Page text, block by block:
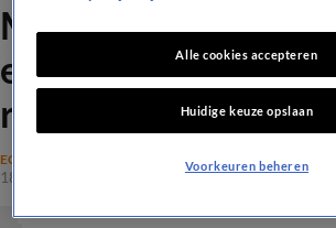
Martin Visser: ‘Het
economisch klimaat
rood’
ECONOMIE
18 nov 2025, 20:24
Alle cookies accepteren
Huidige keuze opslaan
Voorkeuren beheren